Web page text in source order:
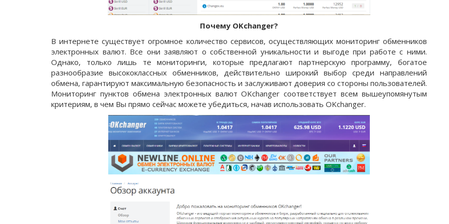
Почему OKchanger?
В интернете существует огромное количество сервисов, осуществляющих мониторинг обменников
электронных валют. Все они заявляют о собственной уникальности и выгоде при работе с ними.
Однако, только лишь те мониторинги, которые предлагают партнерскую программу, богатое
разнообразие высококлассных обменников, действительно широкий выбор среди направлений
обмена, гарантируют максимальную безопасность и заслуживают доверия со стороны пользователей.
Мониторинг пунктов обмена электронных валют OKchanger соответствует всем вышеупомянутым
критериям, в чем Вы прямо сейчас можете убедиться, начав использовать OKchanger.